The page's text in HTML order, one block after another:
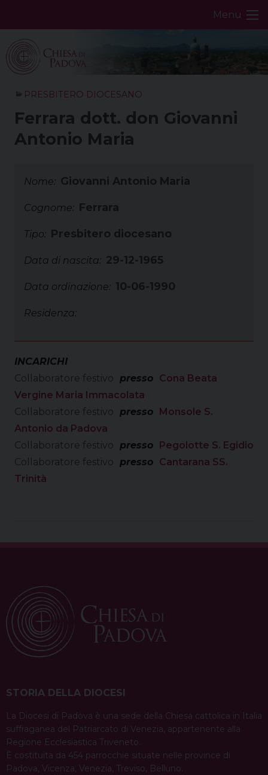
Menu
PRESBITERO DIOCESANO
Ferrara dott. don Giovanni
Antonio Maria
Nome: Giovanni Antonio Maria
Cognome: Ferrara
Tipo: Presbitero diocesano
Data di nascita: 29-12-1965
Data ordinazione: 10-06-1990
Residenza:
INCARICHI
Collaboratore festivo
presso Cona Beata
Vergine Maria Immacolata
Collaboratore festivo
presso Monsole S.
Antonio da Padova
Collaboratore festivo
presso Pegolotte S. Egidio
Collaboratore festivo
presso Cantarana SS.
Trinità
STORIA DELLA DIOCESI
La Diocesi di Padova è una sede della Chiesa cattolica in Italia
suffraganea del Patriarcato di Venezia, appartenente alla
Regione Ecclesiastica Triveneto.
È costituita da 454 parrocchie situate nelle province di
Padova, Vicenza, Venezia, Treviso, Belluno.